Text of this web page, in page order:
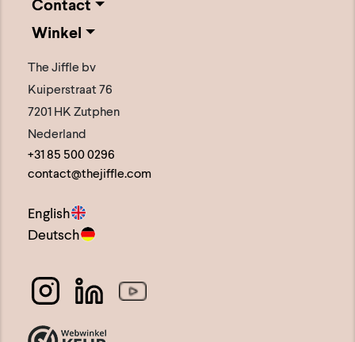
Contact
Winkel
The Jiffle bv
Kuiperstraat 76
7201 HK Zutphen
Nederland
+31 85 500 0296
contact@thejiffle.com
English
Deutsch